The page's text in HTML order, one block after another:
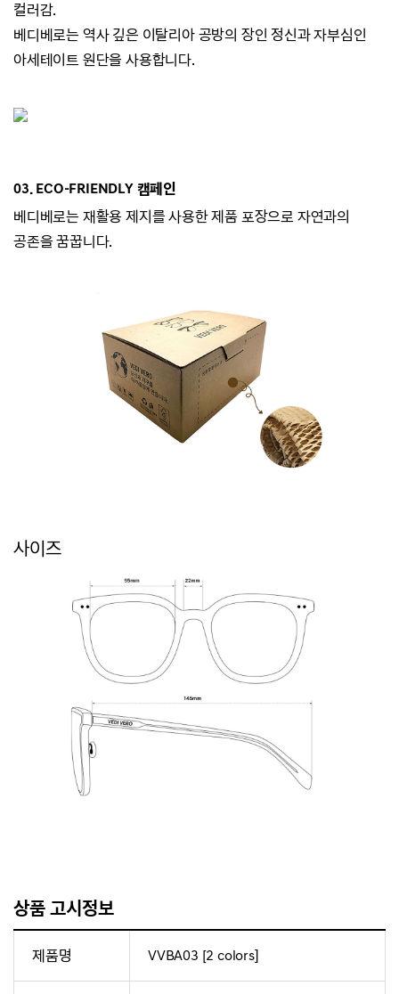
컬러감.
베디베로는 역사 깊은 이탈리아 공방의 장인 정신과 자부심인
아세테이트 원단을 사용합니다.
03. ECO-FRIENDLY 캠페인
베디베로는 재활용 제지를 사용한 제품 포장으로 자연과의
공존을 꿈꿉니다.
사이즈
상품 고시정보
제품명 VVBA03 [2 colors]